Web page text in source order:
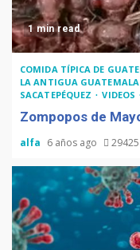
1 min read
COMIDA TÍPICA DE
LA ANTIGUA GUATEMALA
SACATEPÉQUEZ
VIDEOS
Zompopos de
alfa 6 años ago 29425